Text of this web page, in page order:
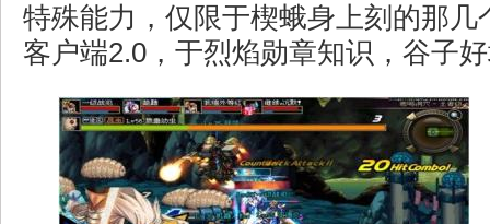
特殊能力，仅限于楔蛾身上刻的那几
客户端2.0，于烈焰勋章知识，谷子